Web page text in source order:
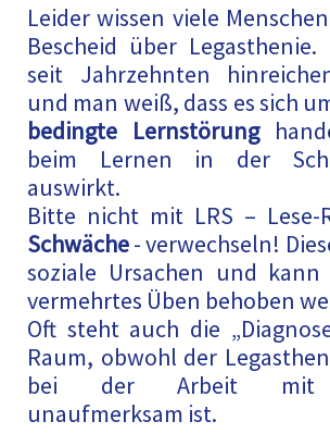
Leider wissen viele
Bescheid über
seit Jahrzehnten
und man weiß, dass es sich
bedingte Lernstörung
beim Lernen in der
auswirkt.
Bitte nicht mit LRS – Lese-
Schwäche- verwechseln!
soziale Ursachen und
vermehrtes Üben behoben
Oft steht auch die
Raum, obwohl der
bei der Arbeit mit
unaufmerksam ist.